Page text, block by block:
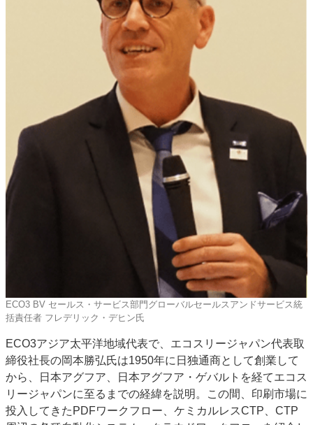
ECO3 BV セールス・サービス部門グローバルセールスアンドサービス統
括責任者 フレデリック・デヒン氏
ECO3アジア太平洋地域代表で、エコスリージャパン代表取
締役社長の岡本勝弘氏は1950年に日独通商として創業して
から、日本アグフア、日本アグフア・ゲバルトを経てエコス
リージャパンに至るまでの経緯を説明。この間、印刷市場に
投入してきたPDFワークフロー、ケミカルレスCTP、CTP